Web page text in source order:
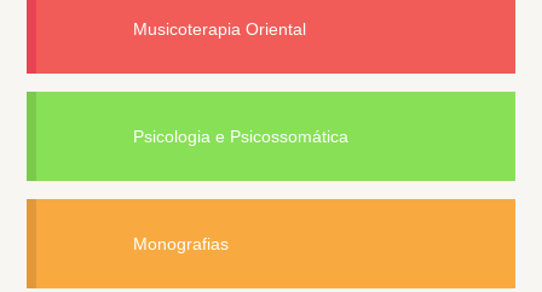
Musicoterapia Oriental
Psicologia e Psicossomática
Monografias